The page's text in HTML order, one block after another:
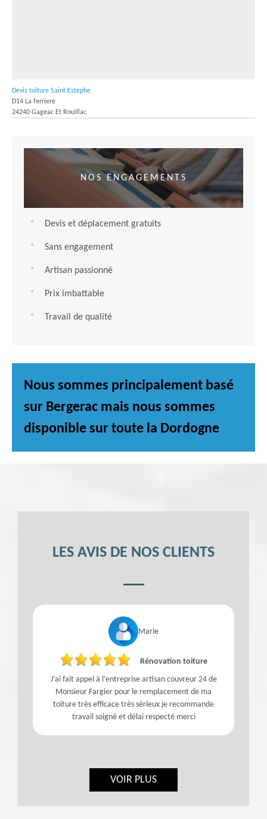
Devis toiture Saint Estephe
D14 La ferriere
24240 Gageac Et Rouillac
NOS ENGAGEMENTS
Devis et déplacement gratuits
Sans engagement
Artisan passionné
Prix imbattable
Travail de qualité
Nous sommes principalement basé
sur Bergerac mais nous sommes
disponible sur toute la Dordogne
LES AVIS DE NOS CLIENTS
Marie
Rénovation toiture
J’ai fait appel à l’entreprise artisan couvreur 24 de
Monsieur Fargier pour le remplacement de ma
toiture très efficace très sérieux je recommande
travail soigné et délai respecté merci
VOIR PLUS